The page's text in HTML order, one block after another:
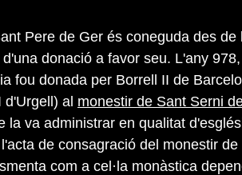
Pere de Ger és coneguda des de
donació a favor seu. L'any
fou donada per Borrell II de
al monestir de Sant Serni
la va administrar en qualitat
de consagració del monestir de
com a cel·la monàstica